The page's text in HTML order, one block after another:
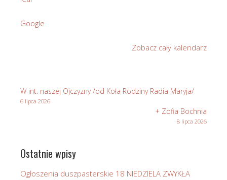
Google
Zobacz cały kalendarz
W int. naszej Ojczyzny /od Koła Rodziny Radia Maryja/
6 lipca 2026
+ Zofia Bochnia
8 lipca 2026
Ostatnie wpisy
Ogłoszenia duszpasterskie 18 NIEDZIELA ZWYKŁA